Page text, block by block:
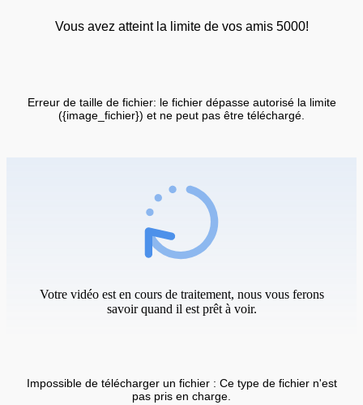
Vous avez atteint la limite de vos amis 5000!
Erreur de taille de fichier: le fichier dépasse autorisé la limite
({image_fichier}) et ne peut pas être téléchargé.
Votre vidéo est en cours de traitement, nous vous ferons
savoir quand il est prêt à voir.
Impossible de télécharger un fichier : Ce type de fichier n'est
pas pris en charge.